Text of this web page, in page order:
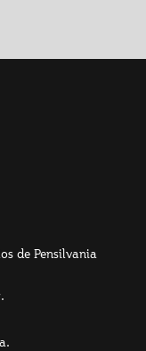
de Pensilvania